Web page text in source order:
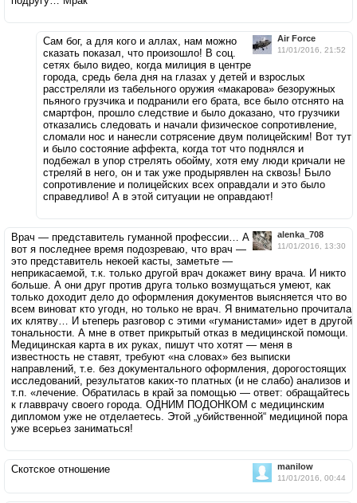
Air Force
11/01/2016, 21:52
Сам бог, а для кого и аллах, нам можно
сказать показал, что произошло! В соц.
сетях было видео, когда милиция в центре
города, средь бела дня на глазах у детей и взрослых
расстреляли из табельного оружия «макарова» безоружных
пьяного грузчика и подранили его брата, все было отснято на
смартфон, прошло следствие и было доказано, что грузчики
отказались следовать и начали физическое сопротивление,
сломали нос и нанесли сотрясение двум полицейским! Вот тут
и было состояние аффекта, когда тот что поднялся и
подбежал в упор стрелять обойму, хотя ему люди кричали не
стреляй в него, он и так уже продырявлен на сквозь! Было
сопротивление и полицейских всех оправдали и это было
справедливо! А в этой ситуации не оправдают!
alenka_708
11/01/2016, 13:30
Врач — представитель гуманной профессии… А
вот я последнее время подозреваю, что врач —
это представитель некоей касты, заметьте —
неприкасаемой, т.к. только другой врач докажет вину врача. И никто
больше. А они друг против друга только возмущаться умеют, как
только доходит дело до оформления документов выясняется что во
всем виноват кто угодн, но только не врач. Я внимательно прочитала
их клятву… И ьтеперь разговор с этими «гуманистами» идет в другой
тональности. А мне в ответ прикрытый отказ в медицинской помощи.
Медицинская карта в их руках, пишут что хотят — меня в
известность не ставят, требуют «на словах» без выписки
направлений, т.е. без документального оформления, дорогостоящих
исследований, результатов каких-то платных (и не слабо) анализов и
т.п. «лечение. Обратилась в край за помощью — ответ: обращайтесь
к главврачу своего города. ОДНИМ ПОДОНКОМ с медицинским
дипломом уже не отделаетесь. Этой „убийственной“ медициной пора
уже всерьез заниматься!
manilow
11/01/2016, 00:44
Скотское отношение